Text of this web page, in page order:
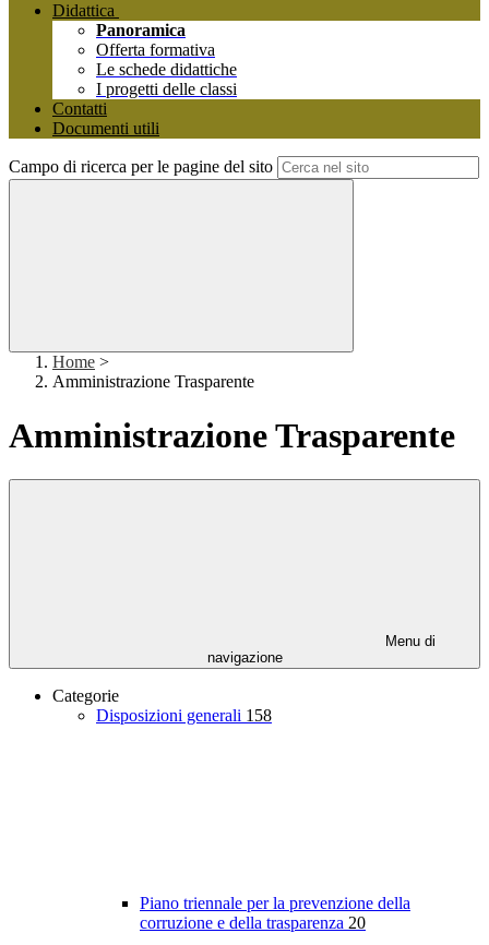
Didattica
Panoramica
Offerta formativa
Le schede didattiche
I progetti delle classi
Contatti
Documenti utili
Campo di ricerca per le pagine del sito
Home >
Amministrazione Trasparente
Amministrazione Trasparente
Menu di
navigazione
Categorie
Disposizioni generali 158
Piano triennale per la prevenzione della
corruzione e della trasparenza 20